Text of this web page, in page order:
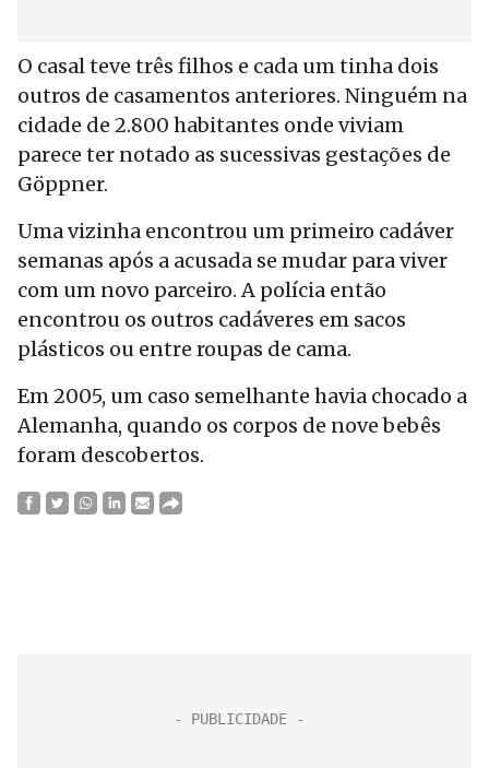
O casal teve três filhos e cada um tinha dois
outros de casamentos anteriores. Ninguém na
cidade de 2.800 habitantes onde viviam
parece ter notado as sucessivas gestações de
Göppner.
Uma vizinha encontrou um primeiro cadáver
semanas após a acusada se mudar para viver
com um novo parceiro. A polícia então
encontrou os outros cadáveres em sacos
plásticos ou entre roupas de cama.
Em 2005, um caso semelhante havia chocado a
Alemanha, quando os corpos de nove bebês
foram descobertos.